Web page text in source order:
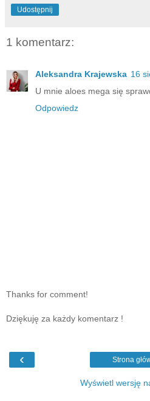
Udostępnij
1 komentarz:
Aleksandra Krajewska 16
U mnie aloes mega się
Odpowiedz
Thanks for comment!
Dziękuję za każdy komentarz !
‹ Strona
Wyświetl wersję